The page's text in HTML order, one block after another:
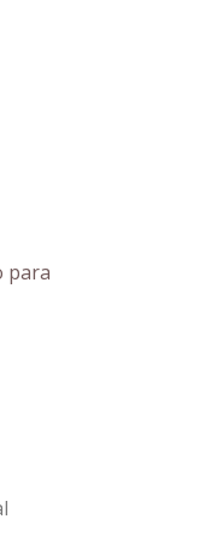
para